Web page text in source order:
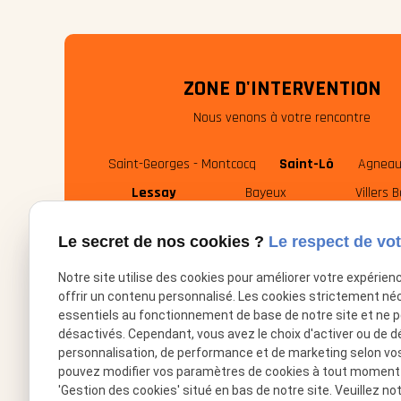
ZONE D'INTERVENTION
Nous venons à votre rencontre
Saint-Georges - Montcocq Saint-Lô
Lessay
Bayeux Villers
phone 02.49.88.35.62
Le secret de nos cookies ? Le respect de
Notre site utilise des cookies pour améliorer votre
offrir un contenu personnalisé. Les cookies strictement
essentiels au fonctionnement de base de notre site et ne
désactivés. Cependant, vous avez le choix d'activer ou de
personnalisation, de performance et de marketing selon
pouvez modifier vos paramètres de cookies à tout
'Gestion des cookies' situé en bas de notre site. Veuillez